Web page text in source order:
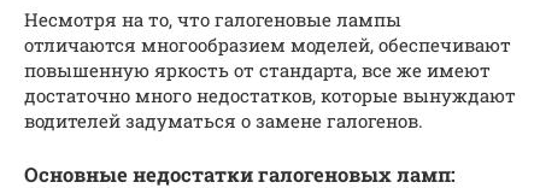
Несмотря на то, что галогеновые лампы
отличаются многообразием моделей, обеспечивают
повышенную яркость от стандарта, все же имеют
достаточно много недостатков, которые вынуждают
водителей задуматься о замене галогенов.
Основные недостатки галогеновых ламп: